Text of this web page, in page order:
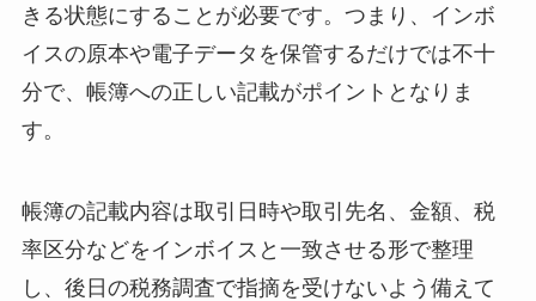
きる状態にすることが必要です。つまり、インボ
イスの原本や電子データを保管するだけでは不十
分で、帳簿への正しい記載がポイントとなりま
す。
帳簿の記載内容は取引日時や取引先名、金額、税
率区分などをインボイスと一致させる形で整理
し、後日の税務調査で指摘を受けないよう備えて